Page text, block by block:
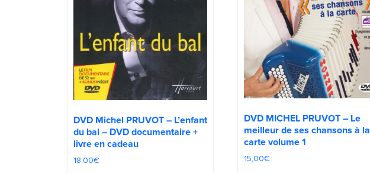
DVD Michel PRUVOT – L’enfant
du bal – DVD documentaire +
livre en cadeau
18,00€
DVD MICHEL PRUVOT – Le
meilleur de ses chansons à la
carte volume 1
15,00€